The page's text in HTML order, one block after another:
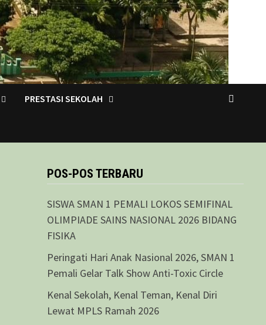
PRESTASI SEKOLAH
POS-POS TERBARU
SISWA SMAN 1 PEMALI LOKOS SEMIFINAL
OLIMPIADE SAINS NASIONAL 2026 BIDANG
FISIKA
Peringati Hari Anak Nasional 2026, SMAN 1
Pemali Gelar Talk Show Anti-Toxic Circle
Kenal Sekolah, Kenal Teman, Kenal Diri
Lewat MPLS Ramah 2026